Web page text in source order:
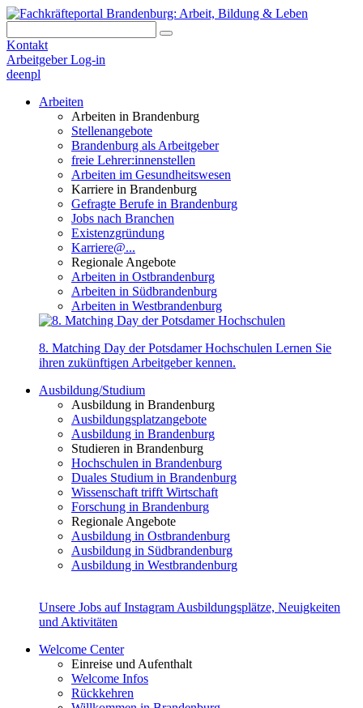
Kontakt
Arbeitgeber Log-in
deenpl
Arbeiten
Arbeiten in Brandenburg
Stellenangebote
Brandenburg als Arbeitgeber
freie Lehrer:innenstellen
Arbeiten im Gesundheitswesen
Karriere in Brandenburg
Gefragte Berufe in Brandenburg
Jobs nach Branchen
Existenzgründung
Karriere@...
Regionale Angebote
Arbeiten in Ostbrandenburg
Arbeiten in Südbrandenburg
Arbeiten in Westbrandenburg
8. Matching Day der Potsdamer Hochschulen Lernen Sie
ihren zukünftigen Arbeitgeber kennen.
Ausbildung/Studium
Ausbildung in Brandenburg
Ausbildungsplatzangebote
Ausbildung in Brandenburg
Studieren in Brandenburg
Hochschulen in Brandenburg
Duales Studium in Brandenburg
Wissenschaft trifft Wirtschaft
Forschung in Brandenburg
Regionale Angebote
Ausbildung in Ostbrandenburg
Ausbildung in Südbrandenburg
Ausbildung in Westbrandenburg
Unsere Jobs auf Instagram Ausbildungsplätze, Neuigkeiten
und Aktivitäten
Welcome Center
Einreise und Aufenthalt
Welcome Infos
Rückkehren